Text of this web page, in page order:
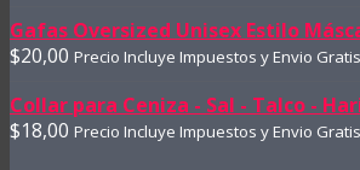
Gafas Oversized Unisex Estilo
$20,00 Precio Incluye Impuestos y Envio Gratis
Collar para Ceniza - Sal - Talco -
$18,00 Precio Incluye Impuestos y Envio Gratis